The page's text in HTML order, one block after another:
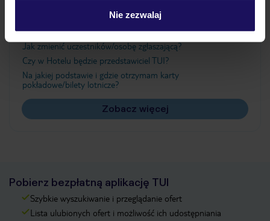
Nie zezwalaj
Jak zmienić uczestników/osobę zgłaszającą?
Czy w Hotelu będzie przedstawiciel TUI?
Na jakiej podstawie i gdzie otrzymam karty
pokładowe/bilety lotnicze?
Zobacz więcej
Pobierz bezpłatną aplikację TUI
Szybkie wyszukiwanie i przeglądanie ofert
Lista ulubionych ofert i możliwość ich udostępniania